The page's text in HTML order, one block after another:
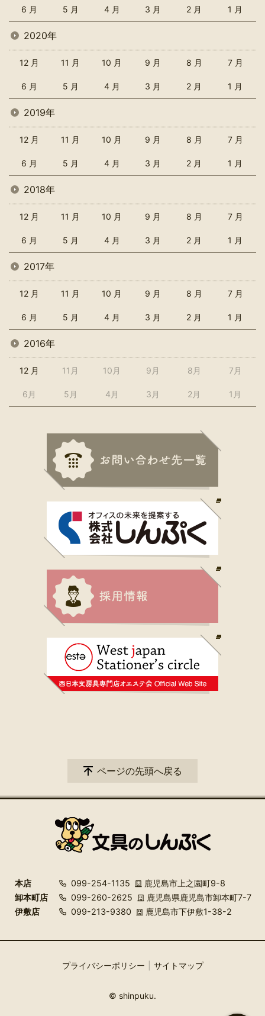
6 月 5 月 4 月 3 月 2 月 1 月
2020年
12 月 11 月 10 月 9 月 8 月 7 月
6 月 5 月 4 月 3 月 2 月 1 月
2019年
12 月 11 月 10 月 9 月 8 月 7 月
6 月 5 月 4 月 3 月 2 月 1 月
2018年
12 月 11 月 10 月 9 月 8 月 7 月
6 月 5 月 4 月 3 月 2 月 1 月
2017年
12 月 11 月 10 月 9 月 8 月 7 月
6 月 5 月 4 月 3 月 2 月 1 月
2016年
12 月 11月 10月 9月 8月 7月
6月 5月 4月 3月 2月 1月
ページの先頭へ戻る
本店 099-254-1135
鹿児島市上之園町9-8
卸本町店
099-260-2625
鹿児島県鹿児島市卸本町7-7
伊敷店
099-213-9380 鹿児島市下伊敷1-38-2
プライバシーポリシー サイトマップ
© shinpuku.